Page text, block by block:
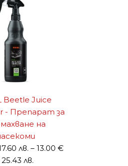
Beetle Juice
- Препарат за
на
лв. – 13.00 €
лв.